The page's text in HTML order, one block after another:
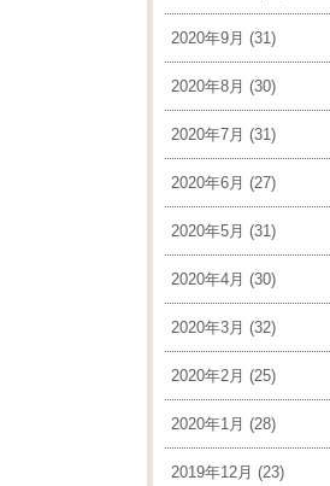
2020年9月 (31)
2020年8月 (30)
2020年7月 (31)
2020年6月 (27)
2020年5月 (31)
2020年4月 (30)
2020年3月 (32)
2020年2月 (25)
2020年1月 (28)
2019年12月 (23)